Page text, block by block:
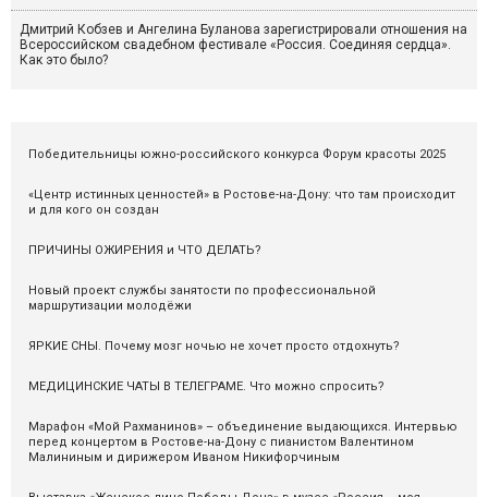
Дмитрий Кобзев и Ангелина Буланова зарегистрировали отношения на
Всероссийском свадебном фестивале «Россия. Соединяя сердца».
Как это было?
Победительницы южно-российского конкурса Форум красоты 2025
«Центр истинных ценностей» в Ростове-на-Дону: что там происходит
и для кого он создан
ПРИЧИНЫ ОЖИРЕНИЯ и ЧТО ДЕЛАТЬ?
Новый проект службы занятости по профессиональной
маршрутизации молодёжи
ЯРКИЕ СНЫ. Почему мозг ночью не хочет просто отдохнуть?
МЕДИЦИНСКИЕ ЧАТЫ В ТЕЛЕГРАМЕ. Что можно спросить?
Марафон «Мой Рахманинов» – объединение выдающихся. Интервью
перед концертом в Ростове-на-Дону с пианистом Валентином
Малининым и дирижером Иваном Никифорчиным